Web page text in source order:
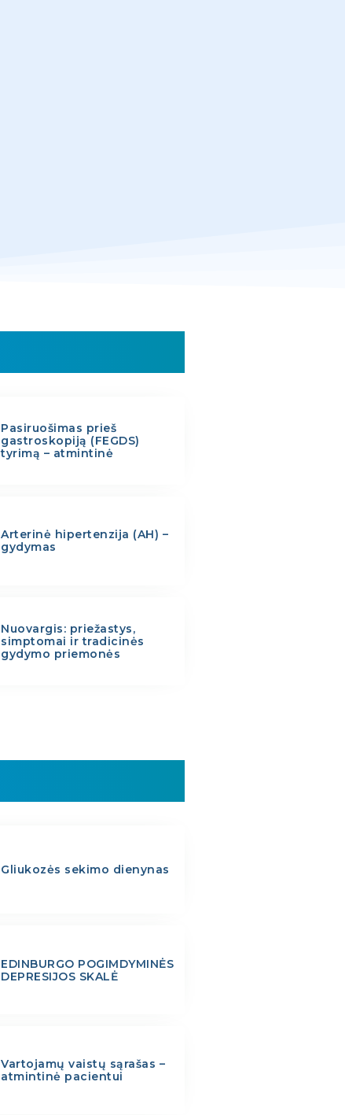
Pasiruošimas prieš
gastroskopiją (FEGDS)
tyrimą – atmintinė
Arterinė hipertenzija (AH) –
gydymas
Nuovargis: priežastys,
simptomai ir tradicinės
gydymo priemonės
Gliukozės sekimo dienynas
EDINBURGO POGIMDYMINĖS
DEPRESIJOS SKALĖ
Vartojamų vaistų sąrašas –
atmintinė pacientui